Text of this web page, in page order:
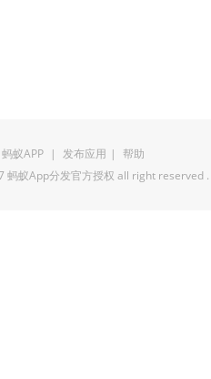
蚂蚁APP | 发布应用 | 帮助
蚂蚁App分发官方授权 all right reserved .